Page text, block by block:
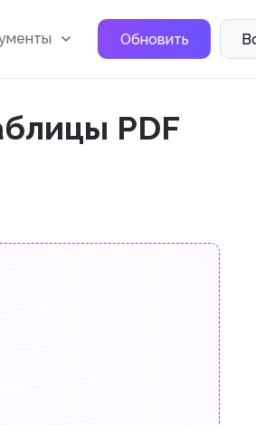
Обновить
PDF